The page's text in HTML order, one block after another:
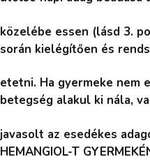
közelébe essen (lásd 3.
során kielégítően és
etetni. Ha gyermeke nem
betegség alakul ki nála,
javasolt az esedékes
HEMANGIOL-T